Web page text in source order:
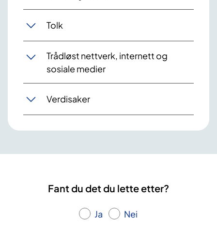
Tolk
Trådløst nettverk, internett og
sosiale medier
Verdisaker
Fant du det du lette etter?
Ja Nei